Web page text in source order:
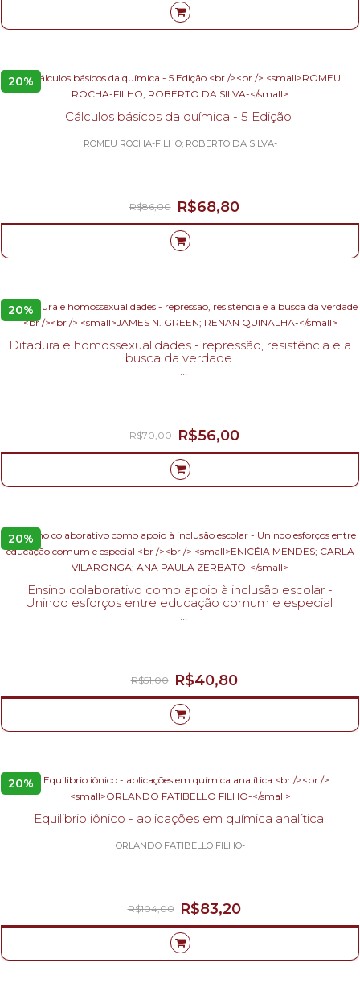
20%
Cálculos básicos da química - 5 Edição
ROMEU ROCHA-FILHO; ROBERTO DA SILVA-
R$68,80
R$86,00
20%
Ditadura e homossexualidades - repressão, resistência e a
busca da verdade
R$56,00
R$70,00
20%
Ensino colaborativo como apoio à inclusão escolar -
Unindo esforços entre educação comum e especial
R$40,80
R$51,00
20%
Equilibrio iônico - aplicações em química analítica
ORLANDO FATIBELLO FILHO-
R$83,20
R$104,00